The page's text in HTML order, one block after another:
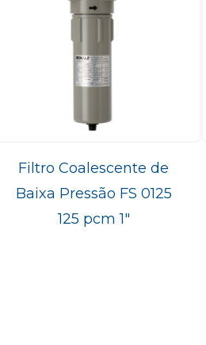
Filtro Coalescente de
Baixa Pressão FS 0125
125 pcm 1"